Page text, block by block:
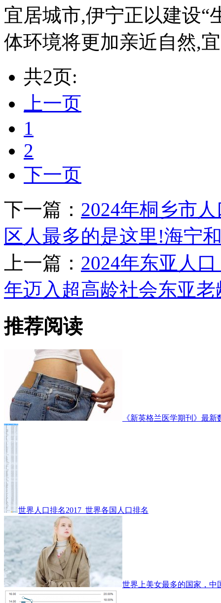
宜居城市,伊宁正以建设“
体环境将更加亲近自然,
共2页:
上一页
1
2
下一页
下一篇： 2024年桐乡市
区人最多的是这里!海宁
上一篇： 2024年东亚人
年迈入超高龄社会东亚
推荐阅读
《新英格兰医学期刊》最
世界人口排名2017_世界各国人口排名
世界上美女最多的国家，中